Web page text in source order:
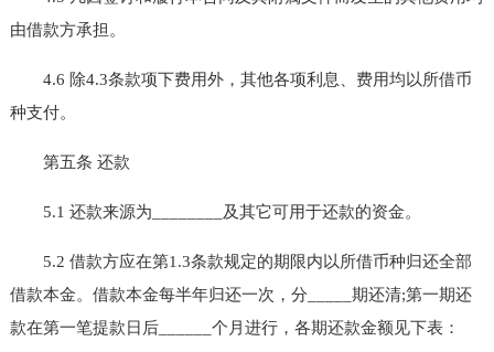
由借款方承担。
4.6 除4.3条款项下费用外，其他各项利息、费用均以所借币
种支付。
第五条 还款
5.1 还款来源为________及其它可用于还款的资金。
5.2 借款方应在第1.3条款规定的期限内以所借币种归还全部
借款本金。借款本金每半年归还一次，分_____期还清;第一期还
款在第一笔提款日后______个月进行，各期还款金额见下表：